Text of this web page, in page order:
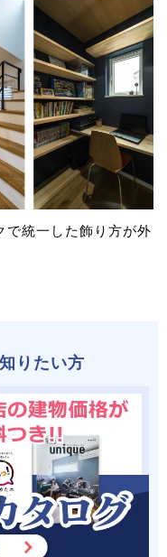
で統一した飾り方が外
りたい方